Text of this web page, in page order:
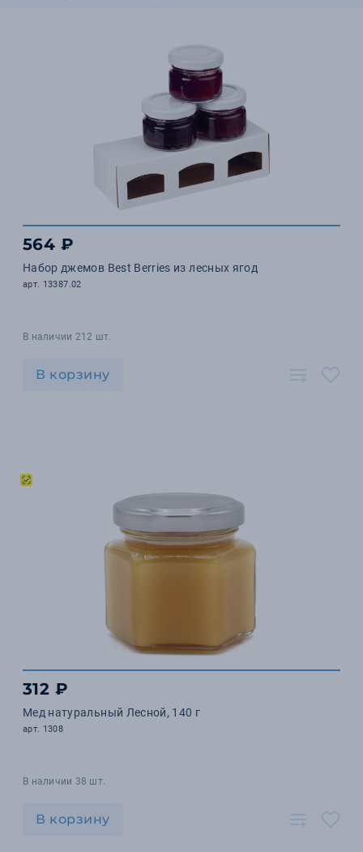
564 ₽
Набор джемов Best Berries из лесных ягод
арт. 13387.02
В наличии 212 шт.
В корзину
312 ₽
Мед натуральный Лесной, 140 г
арт. 1308
В наличии 38 шт.
В корзину